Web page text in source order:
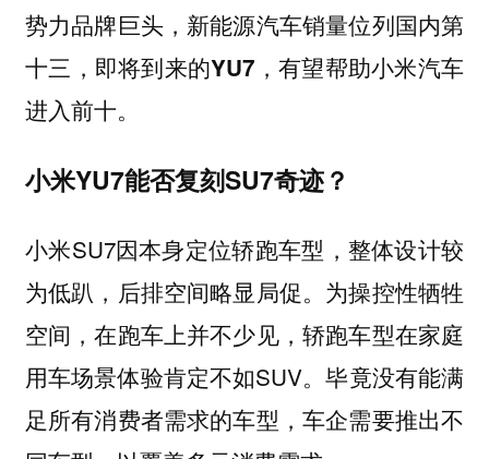
势力品牌巨头，新能源汽车销量位列国内第
十三，即将到来的YU7，有望帮助小米汽车
进入前十。
小米YU7能否复刻SU7奇迹？
小米SU7因本身定位轿跑车型，整体设计较
为低趴，后排空间略显局促。为操控性牺牲
空间，在跑车上并不少见，轿跑车型在家庭
用车场景体验肯定不如SUV。毕竟没有能满
足所有消费者需求的车型，车企需要推出不